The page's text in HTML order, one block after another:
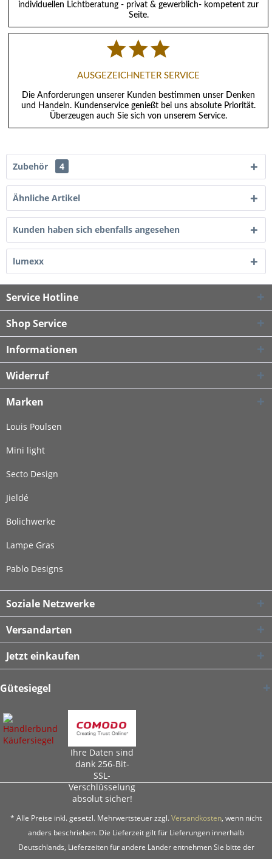
individuellen Lichtberatung - privat & gewerblich- kompetent zur
Seite.
AUSGEZEICHNETER SERVICE
Die Anforderungen unserer Kunden bestimmen unser Denken
und Handeln. Kundenservice genießt bei uns absolute Priorität.
Überzeugen auch Sie sich von unserem Service.
Zubehör 4
Ähnliche Artikel
Kunden haben sich ebenfalls angesehen
lumexx
Service Hotline
Shop Service
Informationen
Widerruf
Marken
Louis Poulsen
Mini light
Secto Design
Jieldé
Bolichwerke
Lampe Gras
Pablo Designs
Soziale Netzwerke
Versandarten
Jetzt einkaufen
Gütesiegel
Ihre Daten sind
dank 256-Bit-
SSL-
Verschlüsselung
absolut sicher!
* Alle Preise inkl. gesetzl. Mehrwertsteuer zzgl.Versandkosten, wenn nicht
anders beschrieben. Die Lieferzeit gilt für Lieferungen innerhalb
Deutschlands, Lieferzeiten für andere Länder entnehmen Sie bitte der